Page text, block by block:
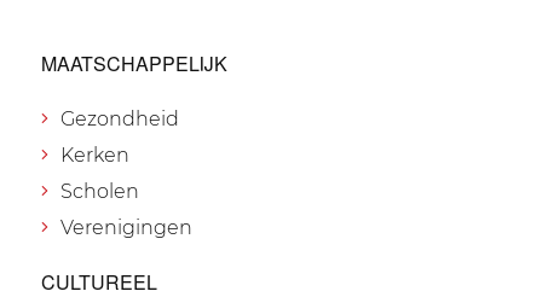
MAATSCHAPPELIJK
Gezondheid
Kerken
Scholen
Verenigingen
CULTUREEL